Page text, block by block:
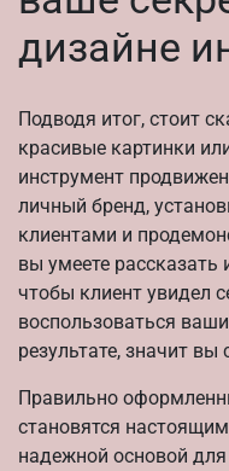
дизайне
Подводя итог, стоит
красивые картинки
инструмент
личный бренд,
клиентами и
вы умеете рассказать
чтобы клиент увидел
воспользоваться
результате, значит
Правильно
становятся
надежной основой